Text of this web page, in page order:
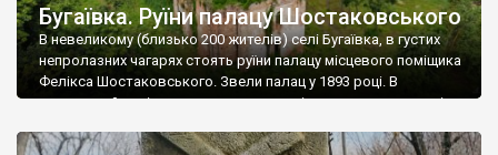
Бугаївка. Руїни палацу Шостаковського
В невеликому (близько 200 жителів) селі Бугаївка, в густих
непролазних чагарях стоять руїни палацу місцевого поміщика
Фелікса Шостаковського. Звели палац у 1893 році. В
радянський період у ньому спочатку містилася школа, потім
століття тут розмістили туберкульозну лікарню. Коли із